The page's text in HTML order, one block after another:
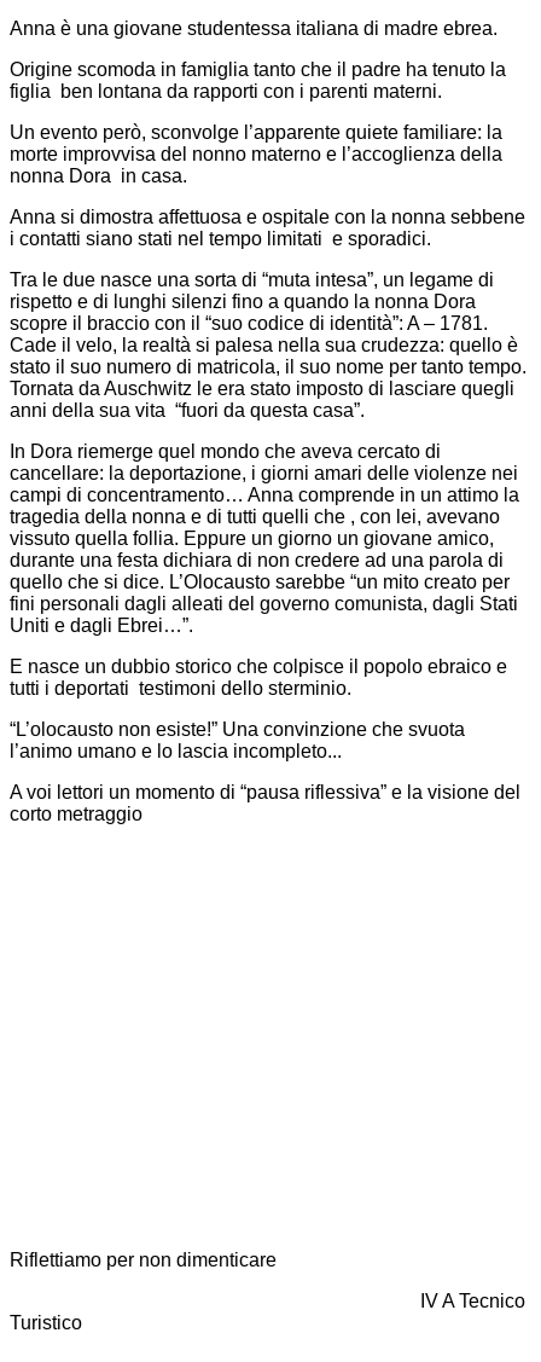
Anna è una giovane studentessa italiana di madre ebrea.
Origine scomoda in famiglia tanto che il padre ha tenuto la
figlia ben lontana da rapporti con i parenti materni.
Un evento però, sconvolge l’apparente quiete familiare: la
morte improvvisa del nonno materno e l’accoglienza della
nonna Dora in casa.
Anna si dimostra affettuosa e ospitale con la nonna sebbene
i contatti siano stati nel tempo limitati e sporadici.
Tra le due nasce una sorta di “muta intesa”, un legame di
rispetto e di lunghi silenzi fino a quando la nonna Dora
scopre il braccio con il “suo codice di identità”: A – 1781.
Cade il velo, la realtà si palesa nella sua crudezza: quello è
stato il suo numero di matricola, il suo nome per tanto tempo.
Tornata da Auschwitz le era stato imposto di lasciare quegli
anni della sua vita “fuori da questa casa”.
In Dora riemerge quel mondo che aveva cercato di
cancellare: la deportazione, i giorni amari delle violenze nei
campi di concentramento… Anna comprende in un attimo la
tragedia della nonna e di tutti quelli che , con lei, avevano
vissuto quella follia. Eppure un giorno un giovane amico,
durante una festa dichiara di non credere ad una parola di
quello che si dice. L’Olocausto sarebbe “un mito creato per
fini personali dagli alleati del governo comunista, dagli Stati
Uniti e dagli Ebrei…”.
E nasce un dubbio storico che colpisce il popolo ebraico e
tutti i deportati testimoni dello sterminio.
“L’olocausto non esiste!” Una convinzione che svuota
l’animo umano e lo lascia incompleto...
A voi lettori un momento di “pausa riflessiva” e la visione del
corto metraggio
Riflettiamo per non dimenticare
IV A Tecnico
Turistico